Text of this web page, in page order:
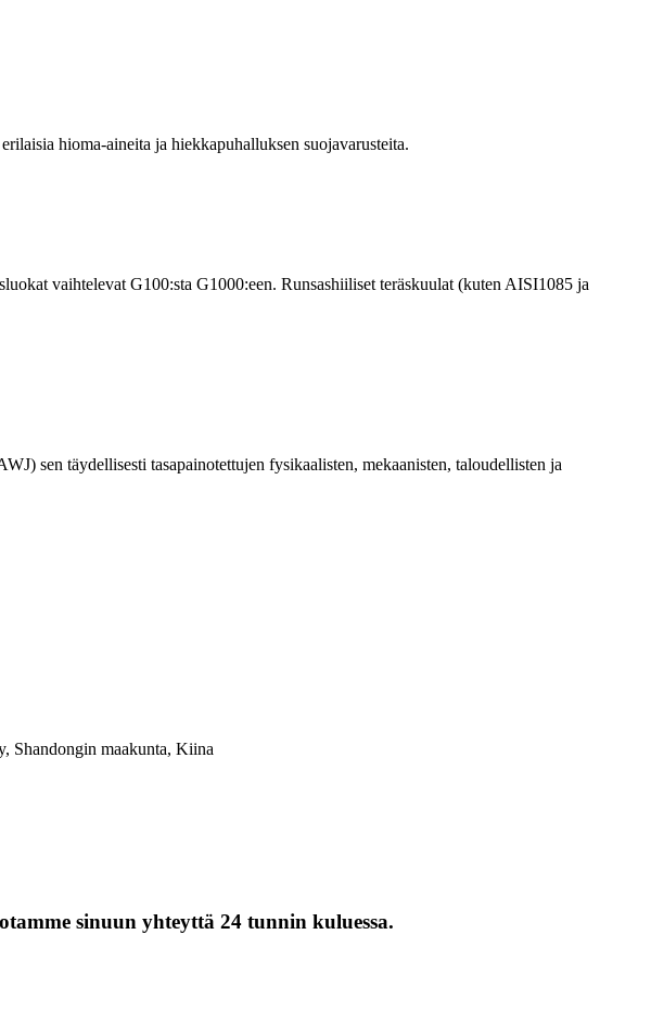
​​hioma-aineita ja hiekkapuhalluksen suojavarusteita.
vaihtelevat G100:sta G1000:een. Runsashiiliset teräskuulat (kuten AISI1085 ja
sen täydellisesti tasapainotettujen fysikaalisten, mekaanisten, taloudellisten ja
Shandongin maakunta, Kiina
sinuun yhteyttä 24 tunnin kuluessa.